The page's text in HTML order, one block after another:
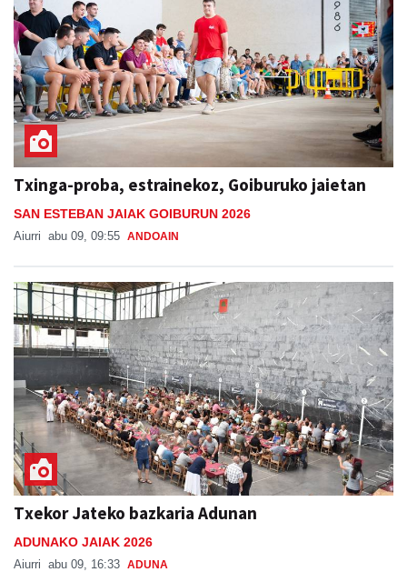
Txinga-proba, estrainekoz, Goiburuko jaietan
SAN ESTEBAN JAIAK GOIBURUN 2026
Aiurri abu 09, 09:55 ANDOAIN
Txekor Jateko bazkaria Adunan
ADUNAKO JAIAK 2026
Aiurri abu 09, 16:33 ADUNA